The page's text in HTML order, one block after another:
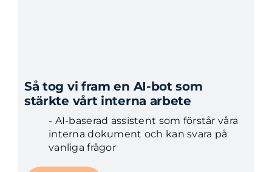
Så tog vi fram en AI-bot som
stärkte vårt interna arbete
- AI-baserad assistent som förstår våra
interna dokument och kan svara på
vanliga frågor